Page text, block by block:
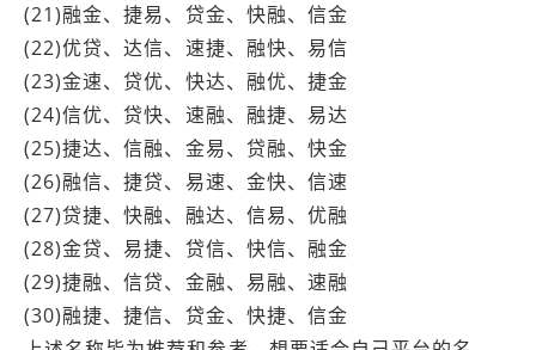
(21)融金、捷易、贷金、快融、信金
(22)优贷、达信、速捷、融快、易信
(23)金速、贷优、快达、融优、捷金
(24)信优、贷快、速融、融捷、易达
(25)捷达、信融、金易、贷融、快金
(26)融信、捷贷、易速、金快、信速
(27)贷捷、快融、融达、信易、优融
(28)金贷、易捷、贷信、快信、融金
(29)捷融、信贷、金融、易融、速融
(30)融捷、捷信、贷金、快捷、信金